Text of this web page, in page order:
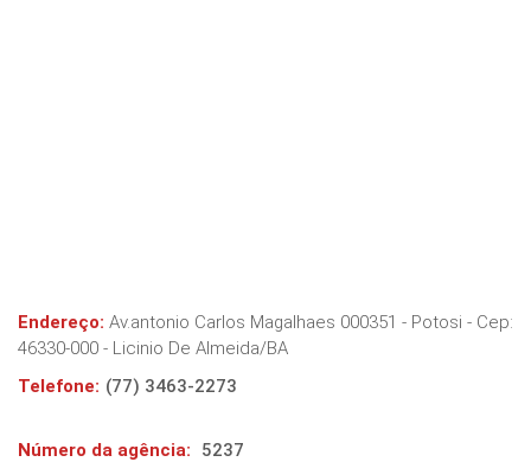
Endereço: Av.antonio Carlos Magalhaes 000351 - Potosi - Cep:
46330-000 - Licinio De Almeida/BA
Telefone: (77) 3463-2273
Número da agência:
5237